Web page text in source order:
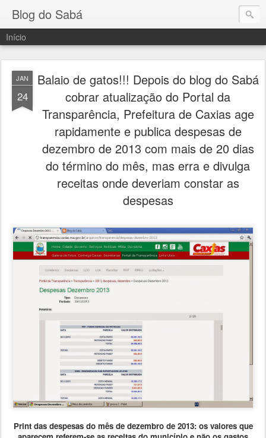
Blog do Sabá
Início
JAN
24
Balaio de gatos!!! Depois do blog do Sabá
cobrar atualização do Portal da
Transparência, Prefeitura de Caxias age
rapidamente e publica despesas de
dezembro de 2013 com mais de 20 dias
do término do mês, mas erra e divulga
receitas onde deveriam constar as
despesas
Print das despesas do mês de dezembro de 2013: os valores que